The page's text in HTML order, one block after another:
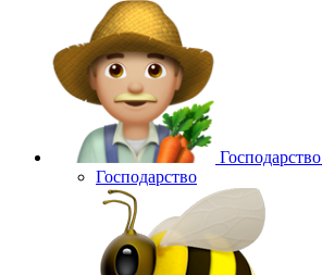
Господарство
Господарство